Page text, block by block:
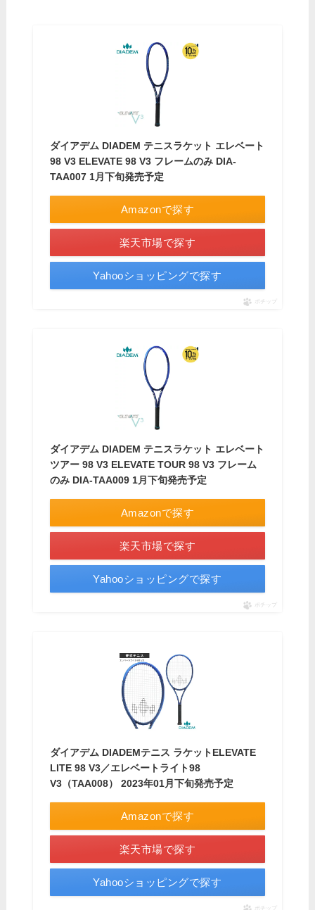
ダイアデム DIADEM テニスラケット エレベート
98 V3 ELEVATE 98 V3 フレームのみ DIA-
TAA007 1月下旬発売予定
Amazonで探す
楽天市場で探す
Yahooショッピングで探す
ポチップ
ダイアデム DIADEM テニスラケット エレベート
ツアー 98 V3 ELEVATE TOUR 98 V3 フレーム
のみ DIA-TAA009 1月下旬発売予定
Amazonで探す
楽天市場で探す
Yahooショッピングで探す
ポチップ
ダイアデム DIADEMテニス ラケットELEVATE
LITE 98 V3／エレベートライト98
V3（TAA008） 2023年01月下旬発売予定
Amazonで探す
楽天市場で探す
Yahooショッピングで探す
ポチップ